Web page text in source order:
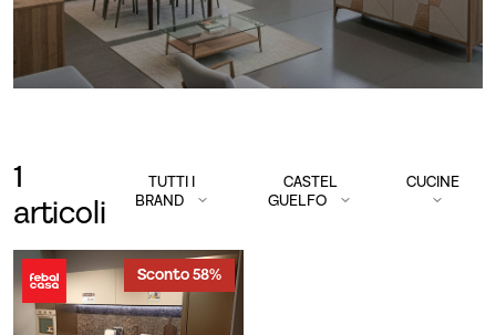
1
articoli
TUTTI I
BRAND
CASTEL
GUELFO
CUCINE
Sconto 58%